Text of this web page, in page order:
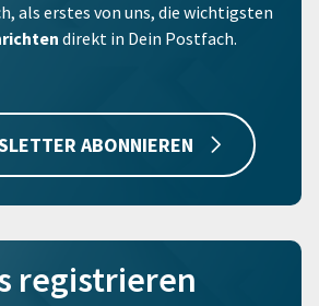
als erstes von uns, die wichtigsten
direkt in Dein Postfach.
ABONNIEREN
registrieren